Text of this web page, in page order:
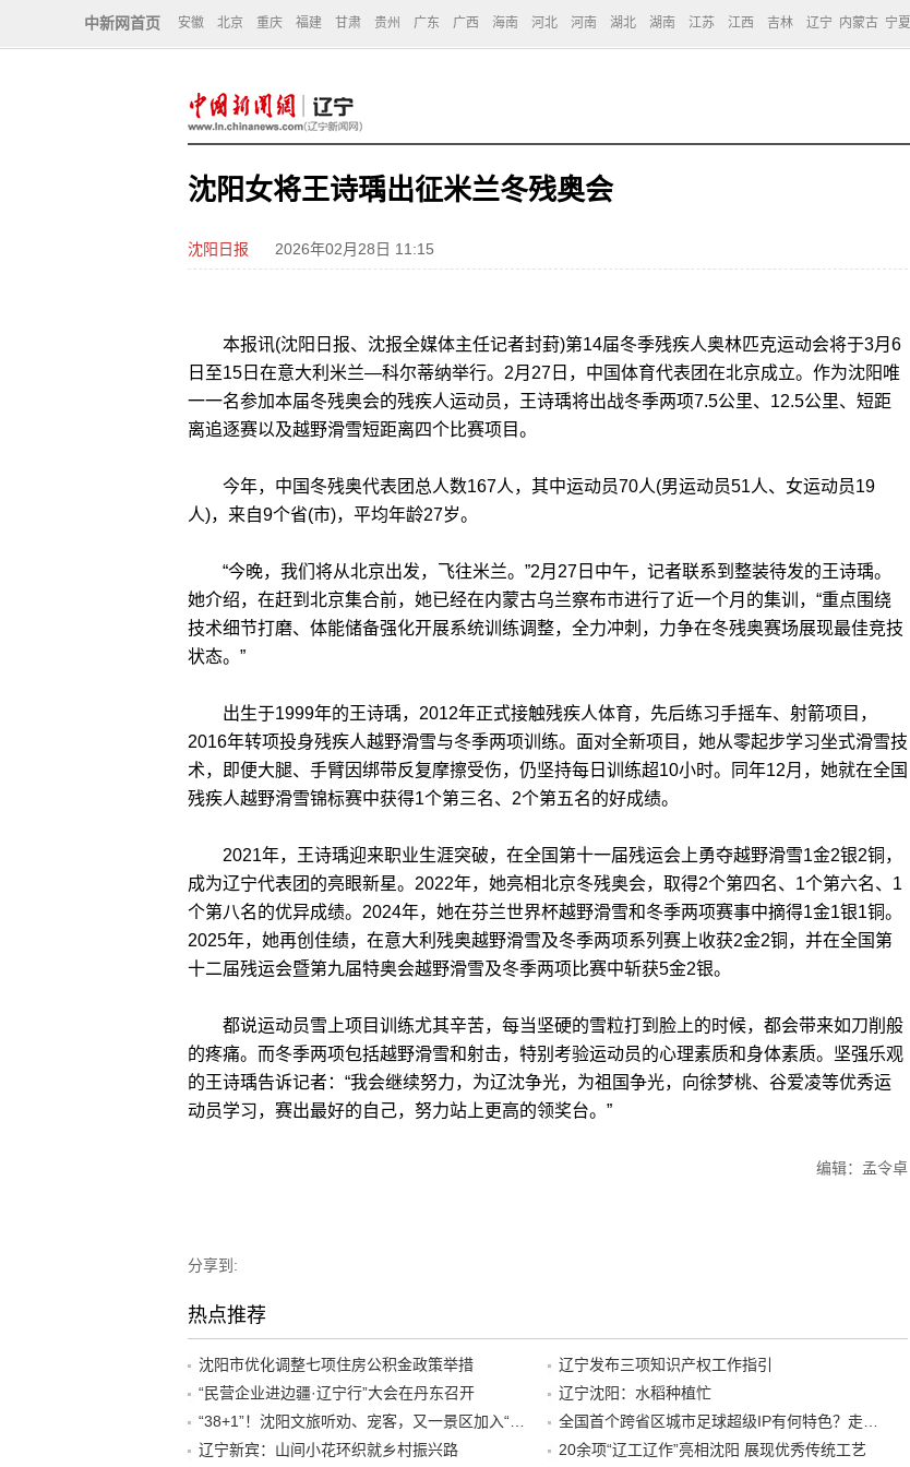
中新网首页 安徽 北京 重庆 福建 甘肃 贵州 广东 广西 海南 河北 河南 湖北 湖南 江苏 江西 吉林 辽宁 内蒙古 宁夏
沈阳女将王诗瑀出征米兰冬残奥会
沈阳日报 2026年02月28日 11:15
本报讯(沈阳日报、沈报全媒体主任记者封葑)第14届冬季残疾人奥林匹克运动会将于3月6
日至15日在意大利米兰—科尔蒂纳举行。2月27日，中国体育代表团在北京成立。作为沈阳唯
一一名参加本届冬残奥会的残疾人运动员，王诗瑀将出战冬季两项7.5公里、12.5公里、短距
离追逐赛以及越野滑雪短距离四个比赛项目。
今年，中国冬残奥代表团总人数167人，其中运动员70人(男运动员51人、女运动员19
人)，来自9个省(市)，平均年龄27岁。
“今晚，我们将从北京出发，飞往米兰。”2月27日中午，记者联系到整装待发的王诗瑀。
她介绍，在赶到北京集合前，她已经在内蒙古乌兰察布市进行了近一个月的集训，“重点围绕
技术细节打磨、体能储备强化开展系统训练调整，全力冲刺，力争在冬残奥赛场展现最佳竞技
状态。”
出生于1999年的王诗瑀，2012年正式接触残疾人体育，先后练习手摇车、射箭项目，
2016年转项投身残疾人越野滑雪与冬季两项训练。面对全新项目，她从零起步学习坐式滑雪技
术，即便大腿、手臂因绑带反复摩擦受伤，仍坚持每日训练超10小时。同年12月，她就在全国
残疾人越野滑雪锦标赛中获得1个第三名、2个第五名的好成绩。
2021年，王诗瑀迎来职业生涯突破，在全国第十一届残运会上勇夺越野滑雪1金2银2铜，
成为辽宁代表团的亮眼新星。2022年，她亮相北京冬残奥会，取得2个第四名、1个第六名、1
个第八名的优异成绩。2024年，她在芬兰世界杯越野滑雪和冬季两项赛事中摘得1金1银1铜。
2025年，她再创佳绩，在意大利残奥越野滑雪及冬季两项系列赛上收获2金2铜，并在全国第
十二届残运会暨第九届特奥会越野滑雪及冬季两项比赛中斩获5金2银。
都说运动员雪上项目训练尤其辛苦，每当坚硬的雪粒打到脸上的时候，都会带来如刀削般
的疼痛。而冬季两项包括越野滑雪和射击，特别考验运动员的心理素质和身体素质。坚强乐观
的王诗瑀告诉记者：“我会继续努力，为辽沈争光，为祖国争光，向徐梦桃、谷爱凌等优秀运
动员学习，赛出最好的自己，努力站上更高的领奖台。”
编辑：孟令卓
分享到:
热点推荐
沈阳市优化调整七项住房公积金政策举措
辽宁发布三项知识产权工作指引
“民营企业进边疆·辽宁行”大会在丹东召开
辽宁沈阳：水稻种植忙
辽宁新宾：山间小花环织就乡村振兴路
20余项“辽工辽作”亮相沈阳 展现优秀传统工艺